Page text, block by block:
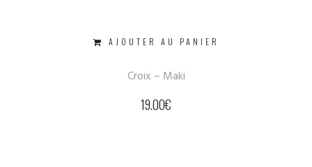
AJOUTER AU PANIER
Croix – Maki
19.00€